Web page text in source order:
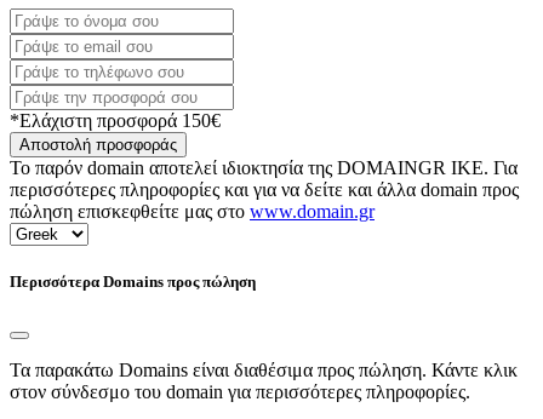
*Ελάχιστη προσφορά 150€
Αποστολή προσφοράς
Το παρόν domain αποτελεί ιδιοκτησία της DOMAINGR ΙΚΕ. Για
περισσότερες πληροφορίες και για να δείτε και άλλα domain προς
πώληση επισκεφθείτε μας στο www.domain.gr
Περισσότερα Domains προς πώληση
Τα παρακάτω Domains είναι διαθέσιμα προς πώληση. Κάντε κλικ
στον σύνδεσμο του domain για περισσότερες πληροφορίες.